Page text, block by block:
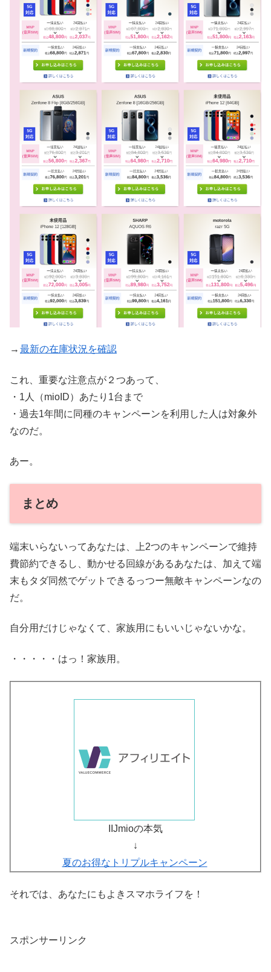
→ 最新の在庫状況を確認
これ、重要な注意点が２つあって、
・1人（mioID）あたり1台まで
・過去1年間に同種のキャンペーンを利用した人は対象外
なのだ。
あー。
まとめ
端末いらないってあなたは、上2つのキャンペーンで維持
費節約できるし、動かせる回線があるあなたは、加えて端
末もタダ同然でゲットできるっつー無敵キャンペーンなの
だ。
自分用だけじゃなくて、家族用にもいいじゃないかな。
・・・・・はっ！家族用。
IIJmioの本気
↓
夏のお得なトリプルキャンペーン
それでは、あなたにもよきスマホライフを！
スポンサーリンク